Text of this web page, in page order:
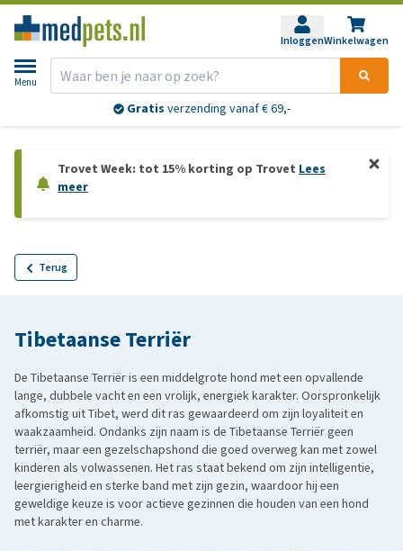
InloggenWinkelwagen
Menu
Retourneren?30 dagenbedenktijd
Trovet Week: tot 15% korting op Trovet Lees
meer
Terug
Tibetaanse Terriër
De Tibetaanse Terriër is een middelgrote hond met een opvallende
lange, dubbele vacht en een vrolijk, energiek karakter. Oorspronkelijk
afkomstig uit Tibet, werd dit ras gewaardeerd om zijn loyaliteit en
waakzaamheid. Ondanks zijn naam is de Tibetaanse Terriër geen
terriër, maar een gezelschapshond die goed overweg kan met zowel
kinderen als volwassenen. Het ras staat bekend om zijn intelligentie,
leergierigheid en sterke band met zijn gezin, waardoor hij een
geweldige keuze is voor actieve gezinnen die houden van een hond
met karakter en charme.